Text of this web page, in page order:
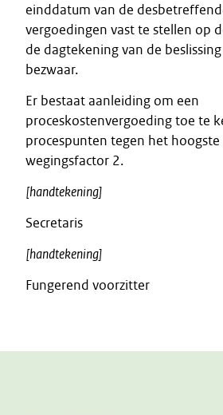
einddatum van de
vergoedingen vast te stellen op
de dagtekening van de
bezwaar.
Er bestaat aanleiding om een
proceskostenvergoeding toe te
procespunten tegen het
wegingsfactor 2.
[handtekening]
Secretaris
[handtekening]
Fungerend voorzitter